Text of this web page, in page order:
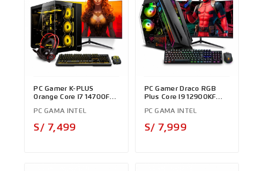
PC Gamer K-PLUS
Orange Core I7 14700F
PC GAMA INTEL
S/ 7,499
PC Gamer Draco RGB
Plus Core I9 12900KF
PC GAMA INTEL
S/ 7,999